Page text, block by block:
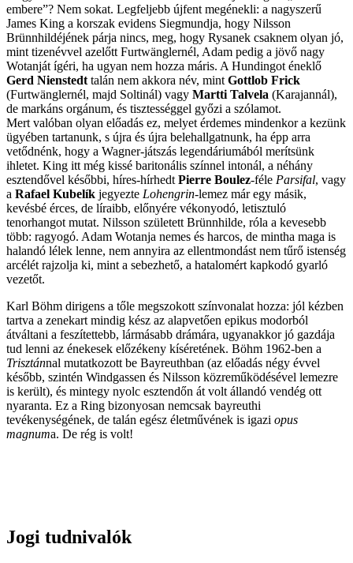
embere”? Nem sokat. Legfeljebb újfent megénekli: a nagyszerű
James King a korszak evidens Siegmundja, hogy Nilsson
Brünnhildéjének párja nincs, meg, hogy Rysanek csaknem olyan jó,
mint tizenévvel azelőtt Furtwänglernél, Adam pedig a jövő nagy
Wotanját ígéri, ha ugyan nem hozza máris. A Hundingot éneklő
Gerd Nienstedttalán nem akkora név, mintGottlob Frick
(Furtwänglernél, majd Soltinál) vagy Martti Talvela (Karajannál),
de markáns orgánum, és tisztességgel győzi a szólamot.
Mert valóban olyan előadás ez, melyet érdemes mindenkor a kezünk
ügyében tartanunk, s újra és újra belehallgatnunk, ha épp arra
vetődnénk, hogy a Wagner-játszás legendáriumából merítsünk
ihletet. King itt még kissé baritonális színnel intonál, a néhány
esztendővel későbbi, híres-hírhedtPierre Boulez-féle Parsifal, vagy
a Rafael Kubelík jegyezte Lohengrin-lemez már egy másik,
kevésbé érces, de líraibb, előnyére vékonyodó, letisztuló
tenorhangot mutat. Nilsson született Brünnhilde, róla a kevesebb
több: ragyogó. Adam Wotanja nemes és harcos, de mintha maga is
halandó lélek lenne, nem annyira az ellentmondást nem tűrő istenség
arcélét rajzolja ki, mint a sebezhető, a hatalomért kapkodó gyarló
vezetőt.
Karl Böhm dirigens a tőle megszokott színvonalat hozza: jól kézben
tartva a zenekart mindig kész az alapvetően epikus modorból
átváltani a feszítettebb, lármásabb drámára, ugyanakkor jó gazdája
tud lenni az énekesek előzékeny kíséretének. Böhm 1962-ben a
Trisztánnal mutatkozott be Bayreuthban (az előadás négy évvel
később, szintén Windgassen és Nilsson közreműködésével lemezre
is került), és mintegy nyolc esztendőn át volt állandó vendég ott
nyaranta. Ez a Ring bizonyosan nemcsak bayreuthi
tevékenységének, de talán egész életművének is igazi opus
magnuma. De rég is volt!
Jogi tudnivalók